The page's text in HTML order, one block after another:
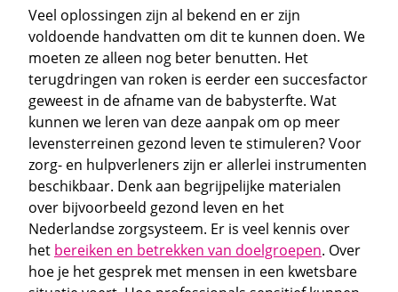
Veel oplossingen zijn al bekend en er zijn
voldoende handvatten om dit te kunnen doen. We
moeten ze alleen nog beter benutten. Het
terugdringen van roken is eerder een succesfactor
geweest in de afname van de babysterfte. Wat
kunnen we leren van deze aanpak om op meer
levensterreinen gezond leven te stimuleren? Voor
zorg- en hulpverleners zijn er allerlei instrumenten
beschikbaar. Denk aan begrijpelijke materialen
over bijvoorbeeld gezond leven en het
Nederlandse zorgsysteem. Er is veel kennis over
het bereiken en betrekken van doelgroepen. Over
hoe je het gesprek met mensen in een kwetsbare